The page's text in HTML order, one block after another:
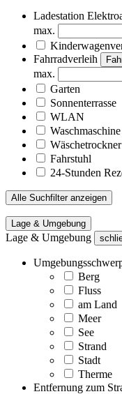
Ladestation
max.
Fahrradverleih
max.
Garten
Sonnenterrasse
WLAN
Waschmaschine
Wäschetrockner
Fahrstuhl
24-Stunden
Alle Suchfilter anzeigen
Lage & Umgebung
Lage & Umgebung
Berg
Fluss
am Land
Meer
See
Strand
Stadt
Therme
Entfernung zum